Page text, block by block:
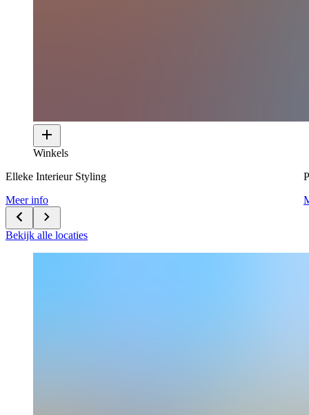
Winkels
Elleke Interieur Styling
Meer info
Bekijk alle locaties